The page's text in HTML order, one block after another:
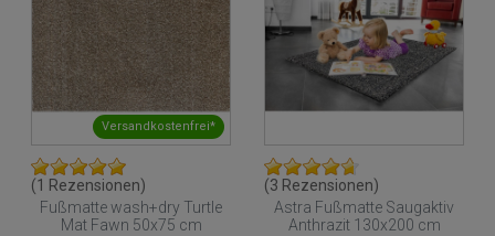
Versandkostenfrei*
(1 Rezensionen)
Fußmatte wash+dry Turtle
Mat Fawn 50x75 cm
(3 Rezensionen)
Astra Fußmatte Saugaktiv
Anthrazit 130x200 cm